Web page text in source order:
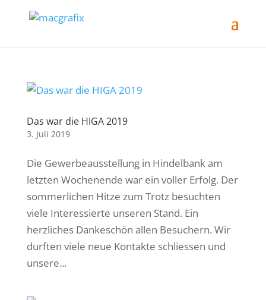
Das war die HIGA 2019
3. Juli 2019
Die Gewerbeausstellung in Hindelbank am
letzten Wochenende war ein voller Erfolg. Der
sommerlichen Hitze zum Trotz besuchten
viele Interessierte unseren Stand. Ein
herzliches Dankeschön allen Besuchern. Wir
durften viele neue Kontakte schliessen und
unsere...